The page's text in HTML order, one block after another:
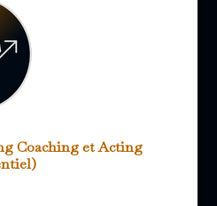
Coaching et Acting